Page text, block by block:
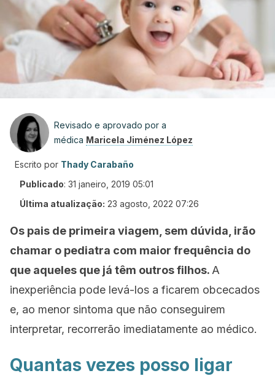
Revisado e aprovado por a
médica Maricela Jiménez López
Escrito por Thady Carabaño
Publicado: 31 janeiro, 2019 05:01
Última atualização: 23 agosto, 2022 07:26
Os pais de primeira viagem, sem dúvida, irão
chamar o pediatra com maior frequência do
que aqueles que já têm outros filhos. A
inexperiência pode levá-los a ficarem obcecados
e, ao menor sintoma que não conseguirem
interpretar, recorrerão imediatamente ao médico.
Quantas vezes posso ligar